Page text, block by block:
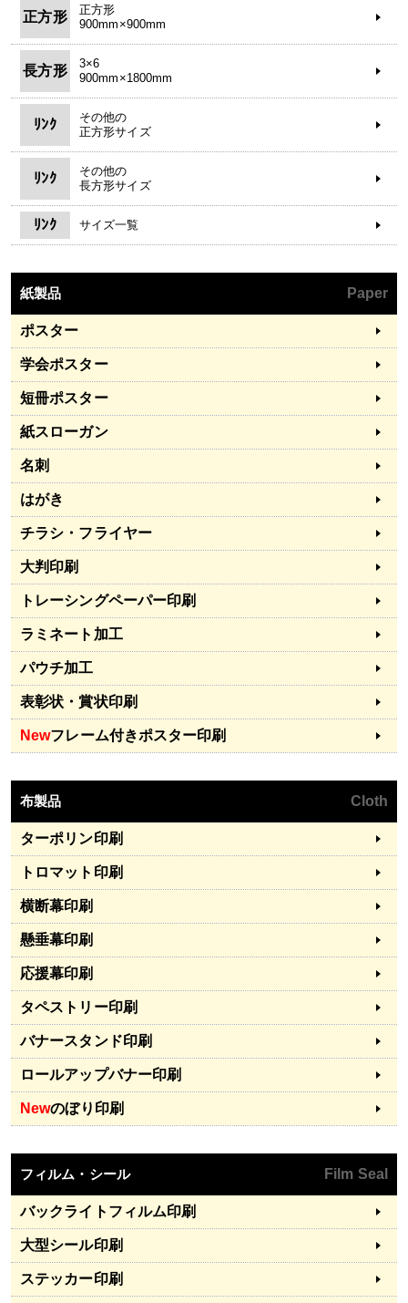
正方形
正方形
900mm×900mm
長方形
3×6
900mm×1800mm
ﾘﾝｸ
その他の
正方形サイズ
ﾘﾝｸ
その他の
長方形サイズ
ﾘﾝｸ サイズ一覧
紙製品 Paper
ポスター
学会ポスター
短冊ポスター
紙スローガン
名刺
はがき
チラシ・フライヤー
大判印刷
トレーシングペーパー印刷
ラミネート加工
パウチ加工
表彰状・賞状印刷
Newフレーム付きポスター印刷
布製品 Cloth
ターポリン印刷
トロマット印刷
横断幕印刷
懸垂幕印刷
応援幕印刷
タペストリー印刷
バナースタンド印刷
ロールアップバナー印刷
Newのぼり印刷
フィルム・シール Film Seal
バックライトフィルム印刷
大型シール印刷
ステッカー印刷